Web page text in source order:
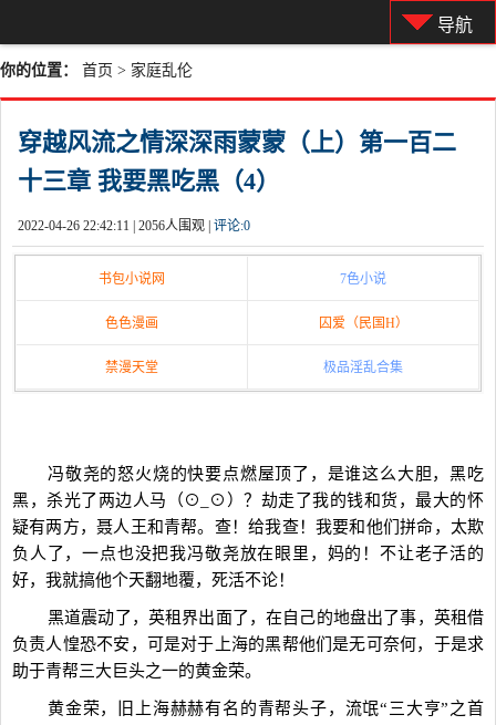
导航
你的位置： 首页 > 家庭乱伦
穿越风流之情深深雨蒙蒙（上）第一百二
十三章 我要黑吃黑（4）
2022-04-26 22:42:11 | 2056人围观 | 评论:0
书包小说网 7色小说
色色漫画 囚爱（民国H）
禁漫天堂 极品淫乱合集
冯敬尧的怒火烧的快要点燃屋顶了，是谁这么大胆，黑吃
黑，杀光了两边人马（⊙_⊙）？劫走了我的钱和货，最大的怀
疑有两方，聂人王和青帮。查！给我查！我要和他们拼命，太欺
负人了，一点也没把我冯敬尧放在眼里，妈的！不让老子活的
好，我就搞他个天翻地覆，死活不论！
黑道震动了，英租界出面了，在自己的地盘出了事，英租借
负责人惶恐不安，可是对于上海的黑帮他们是无可奈何，于是求
助于青帮三大巨头之一的黄金荣。
黄金荣，旧上海赫赫有名的青帮头子，流氓“三大亨”之首